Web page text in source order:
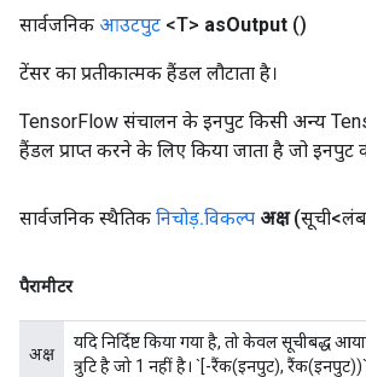
सार्वजनिक आउटपुट <T> asOutput ()
टेंसर का प्रतीकात्मक हैंडल लौटाता है।
TensorFlow संचालन के इनपुट किसी अन्य
हैंडल प्राप्त करने के लिए किया जाता है जो इनपुट
सार्वजनिक स्थैतिक निचोड़.विकल्प अक्ष
पैरामीटर
अक्ष
यदि निर्दिष्ट किया गया है, तो केवल सूचीबद्ध
त्रुटि है जो 1 नहीं है। `[-रैंक(इनपुट), रैंक(इनपुट))`